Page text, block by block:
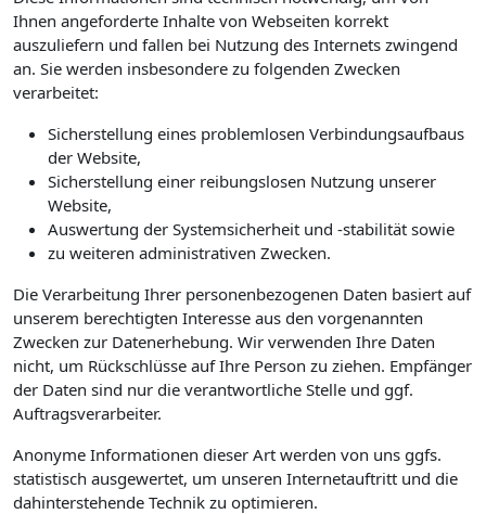
Ihnen angeforderte Inhalte von Webseiten korrekt
auszuliefern und fallen bei Nutzung des Internets zwingend
an. Sie werden insbesondere zu folgenden Zwecken
verarbeitet:
Sicherstellung eines problemlosen Verbindungsaufbaus
der Website,
Sicherstellung einer reibungslosen Nutzung unserer
Website,
Auswertung der Systemsicherheit und -stabilität sowie
zu weiteren administrativen Zwecken.
Die Verarbeitung Ihrer personenbezogenen Daten basiert auf
unserem berechtigten Interesse aus den vorgenannten
Zwecken zur Datenerhebung. Wir verwenden Ihre Daten
nicht, um Rückschlüsse auf Ihre Person zu ziehen. Empfänger
der Daten sind nur die verantwortliche Stelle und ggf.
Auftragsverarbeiter.
Anonyme Informationen dieser Art werden von uns ggfs.
statistisch ausgewertet, um unseren Internetauftritt und die
dahinterstehende Technik zu optimieren.